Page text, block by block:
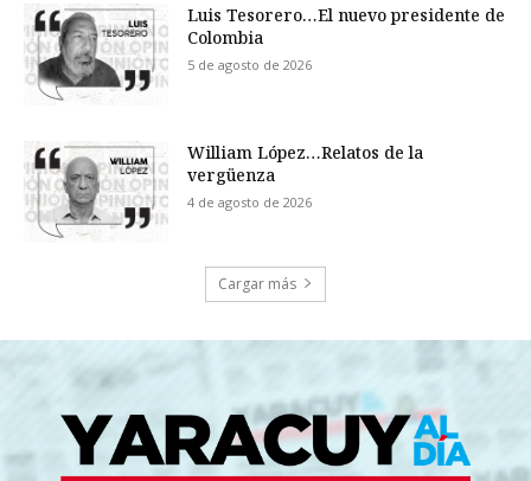
Luis Tesorero…El nuevo presidente de
Colombia
5 de agosto de 2026
William López…Relatos de la
vergüenza
4 de agosto de 2026
Cargar más